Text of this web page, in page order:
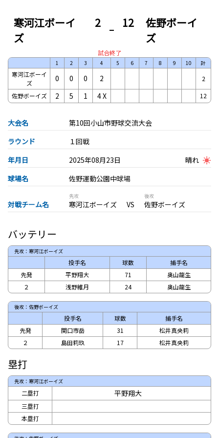
寒河江ボーイ
ズ
2
佐野ボーイ
ズ
12
試合終了
1 2 3 4 5 6 7 8 9 10 計
寒河江ボーイ
ズ
0 0 0 2 2
佐野ボーイズ 2 5 1 4X 12
大会名
第10回小山市野球交流大会
ラウンド
１回戦
年月日
2025年08月23日
晴れ
球場名
佐野運動公園中球場
対戦チーム名
先攻
寒河江ボーイズ
後攻
佐野ボーイズ
バッテリー
先攻：寒河江ボーイズ
投手名 球数
捕手名
先発
平野翔大 71
奥山龍生
２
浅野維月 24 奥山龍生
後攻：佐野ボーイズ
投手名 球数
捕手名
先発
関口市岳 31
松井真央莉
２
島田莉玖 17 松井真央莉
塁打
先攻：寒河江ボーイズ
二塁打 平野翔大
三塁打
本塁打